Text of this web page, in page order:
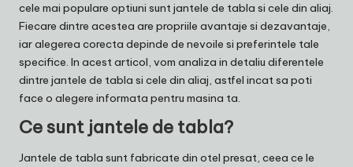
cele mai populare optiuni sunt jantele de tabla si cele din aliaj.
Fiecare dintre acestea are propriile avantaje si dezavantaje,
iar alegerea corecta depinde de nevoile si preferintele tale
specifice. In acest articol, vom analiza in detaliu diferentele
dintre jantele de tabla si cele din aliaj, astfel incat sa poti
face o alegere informata pentru masina ta.
Ce sunt jantele de tabla?
Jantele de tabla sunt fabricate din otel presat, ceea ce le